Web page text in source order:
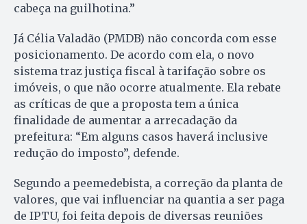
cabeça na guilhotina.”
Já Célia Valadão (PMDB) não concorda com esse
posicionamento. De acordo com ela, o novo
sistema traz justiça fiscal à tarifação sobre os
imóveis, o que não ocorre atualmente. Ela rebate
as críticas de que a proposta tem a única
finalidade de aumentar a arrecadação da
prefeitura: “Em alguns casos haverá inclusive
redução do imposto”, defende.
Segundo a peemedebista, a correção da planta de
valores, que vai influenciar na quantia a ser paga
de IPTU, foi feita depois de diversas reuniões